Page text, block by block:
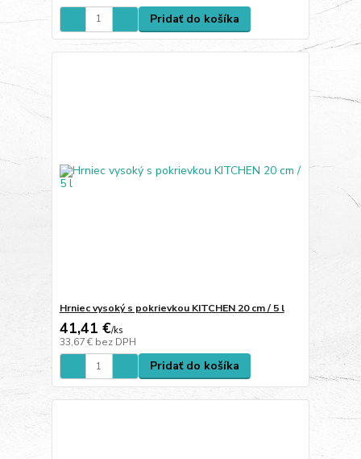
Pridať do košíka
Hrniec vysoký s pokrievkou KITCHEN 20 cm / 5 l
41,41 €/ks
33,67 € bez DPH
Pridať do košíka